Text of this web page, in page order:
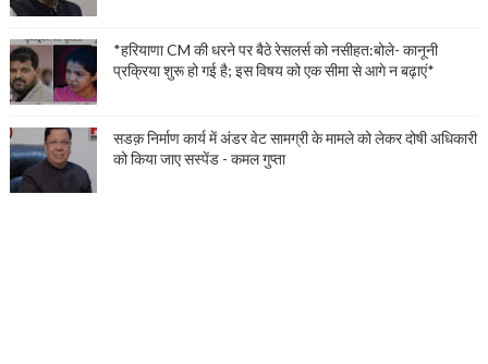
*हरियाणा CM की धरने पर बैठे रेसलर्स को नसीहत:बोले- कानूनी
प्रक्रिया शुरू हो गई है; इस विषय को एक सीमा से आगे न बढ़ाएं*
सडक़ निर्माण कार्य में अंडर वेट सामग्री के मामले को लेकर दोषी अधिकारी
को किया जाए सस्पेंड - कमल गुप्ता